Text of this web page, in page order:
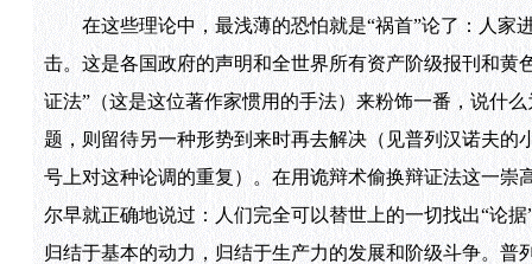
在这些理论中，最浅薄的恐怕就是“祸首”论了：人家
击。这是各国政府的声明和全世界所有资产阶级报刊和
证法”（这是这位著作家惯用的手法）来粉饰一番，说什
题，则留待另一种形势到来时再去解决（见普列汉诺夫的
号上对这种论调的重复）。在用诡辩术偷换辩证法这一崇
尔早就正确地说过：人们完全可以替世上的一切找出“论
归结于基本的动力，归结于生产力的发展和阶级斗争。